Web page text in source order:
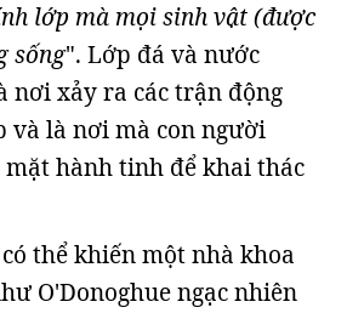
lớp mà mọi sinh vật (được
sống". Lớp đá và nước
nơi xảy ra các trận động
và là nơi mà con người
mặt hành tinh để khai thác
thể khiến một nhà khoa
O'Donoghue ngạc nhiên